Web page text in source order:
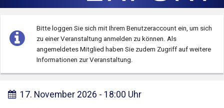
Bitte loggen Sie sich mit Ihrem Benutzeraccount ein, um sich
zu einer Veranstaltung anmelden zu können. Als
angemeldetes Mitglied haben Sie zudem Zugriff auf weitere
Informationen zur Veranstaltung.
17. November 2026 - 18:00 Uhr